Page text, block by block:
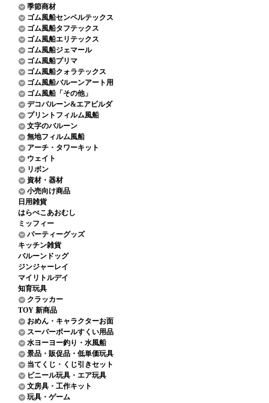
季節商材
ゴム風船センペルテックス
ゴム風船タフテックス
ゴム風船エリテックス
ゴム風船ジェマール
ゴム風船プリマ
ゴム風船クォラテックス
ゴム風船バルーンアート用
ゴム風船「その他」
デコバルーン&エアビルダ
プリントフィルム風船
文字のバルーン
無地フィルム風船
アーチ・タワーキット
ウェイト
リボン
資材・器材
小売向け商品
日用雑貨
はらぺこあおむし
ミッフィー
パーティーグッズ
キッチン雑貨
バルーンドッグ
ジンジャーレイ
マイリトルデイ
知育玩具
クラッカー
TOY 新商品
おめん・キャラクターお面
スーパーボールすくい用品
水ヨーヨー釣り・水風船
景品・販促品・低単価玩具
当てくじ・くじ引きセット
ビニール玩具・エア玩具
文房具・工作キット
玩具・ゲーム